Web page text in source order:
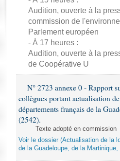
Rapports d'enquête
Rapports législatifs
Rapports sur l'application des lois
Baromètre de l’application des lois
Dossiers législatifs
Questions écrites et orales
Comptes rendus des débats
Audition, ouverte à la
commission de
Parlement européen
- À 17 heures :
Audition, ouverte à la
de Coopérative U
N° 2723 annexe 0 - Rapport
collègues portant actualisation
départements français de la
(2542).
Texte adopté en commission
Voir le dossier (Actualisation de la
de la Guadeloupe, de la